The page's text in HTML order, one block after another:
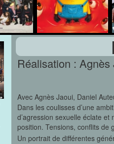
Réalisation : Agnès
Avec Agnès Jaoui, Daniel
Dans les coulisses d’une
d’agression sexuelle éclate
position. Tensions, conflits de
Un portrait de différentes